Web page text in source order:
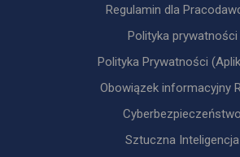
Regulamin dla
Polityka prywatności
Polityka Prywatności
Obowiązek informacyjny
Cyberbezpieczeństwo
Sztuczna Inteligencja